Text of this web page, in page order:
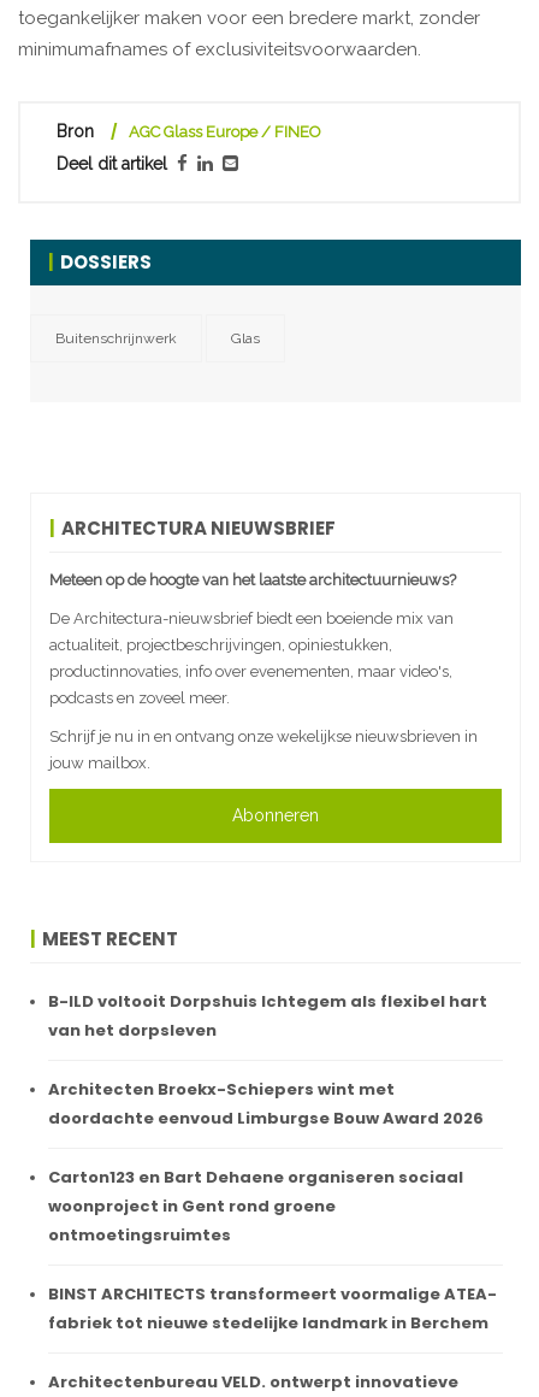
toegankelijker maken voor een bredere markt, zonder
minimumafnames of exclusiviteitsvoorwaarden.
Bron AGC Glass Europe / FINEO
Deel dit artikel
DOSSIERS
Buitenschrijnwerk Glas
ARCHITECTURA NIEUWSBRIEF
Meteen op de hoogte van het laatste architectuurnieuws?
De Architectura-nieuwsbrief biedt een boeiende mix van
actualiteit, projectbeschrijvingen, opiniestukken,
productinnovaties, info over evenementen, maar video's,
podcasts en zoveel meer.
Schrijf je nu in en ontvang onze wekelijkse nieuwsbrieven in
jouw mailbox.
Abonneren
MEEST RECENT
B-ILD voltooit Dorpshuis Ichtegem als flexibel hart
van het dorpsleven
Architecten Broekx-Schiepers wint met
doordachte eenvoud Limburgse Bouw Award 2026
Carton123 en Bart Dehaene organiseren sociaal
woonproject in Gent rond groene
ontmoetingsruimtes
BINST ARCHITECTS transformeert voormalige ATEA-
fabriek tot nieuwe stedelijke landmark in Berchem
Architectenbureau VELD. ontwerpt innovatieve